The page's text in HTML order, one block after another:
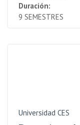
Duración:
9 SEMESTRES
Universidad CES